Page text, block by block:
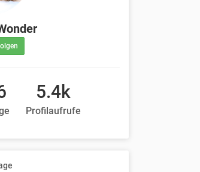
5.4k
Profilaufrufe